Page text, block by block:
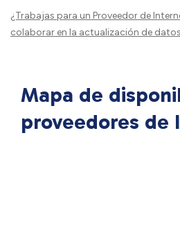
¿Trabajas para un Proveedor de
colaborar en la actualización de
Mapa de
proveedores de